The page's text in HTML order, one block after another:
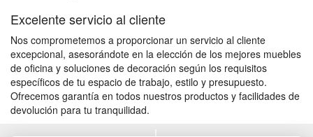
Excelente servicio al cliente
Nos comprometemos a proporcionar un servicio al cliente
excepcional, asesorándote en la elección de los mejores muebles
de oficina y soluciones de decoración según los requisitos
específicos de tu espacio de trabajo, estilo y presupuesto.
Ofrecemos garantía en todos nuestros productos y facilidades de
devolución para tu tranquilidad.